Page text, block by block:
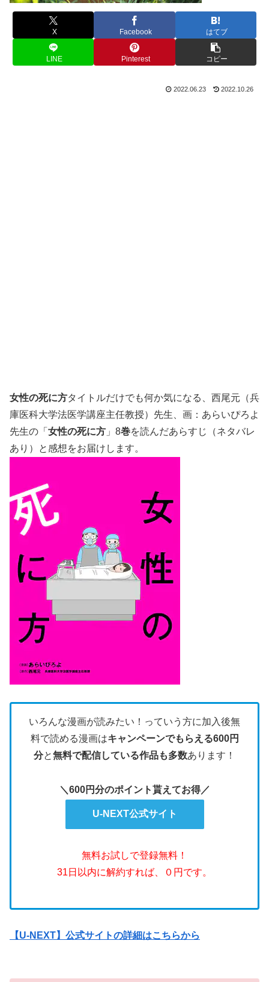
X Facebook はてブ
LINE Pinterest コピー
2022.06.23 2022.10.26
女性の死に方タイトルだけでも何か気になる、西尾元（兵
庫医科大学法医学講座主任教授）先生、画：あらいぴろよ
先生の「 女性の死に方 」8巻を読んだあらすじ（ネタバレ
あり）と感想をお届けします。
いろんな漫画が読みたい！っていう方に加入後無
料で読める漫画はキャンペーンでもらえる600円
分と無料で配信している作品も多数あります！
＼600円分のポイント貰えてお得／
U-NEXT公式サイト
無料お試しで登録無料！
31日以内に解約すれば、０円です。
【U-NEXT】公式サイトの詳細はこちらから